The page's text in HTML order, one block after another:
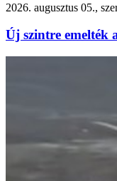
2026. augusztus 05.,
Új szintre emelték